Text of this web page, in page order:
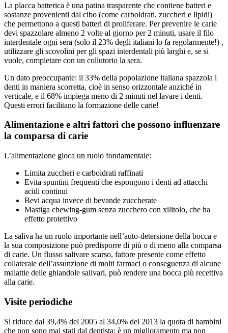
La placca batterica è una patina trasparente che contiene batteri e
sostanze provenienti dal cibo (come carboidrati, zuccheri e lipidi)
che permettono a questi batteri di proliferare. Per prevenire le carie
devi spazzolare almeno 2 volte al giorno per 2 minuti, usare il filo
interdentale ogni sera (solo il 23% degli italiani lo fa regolarmente!) ,
utilizzare gli scovolini per gli spazi interdentali più larghi e, se si
vuole, completare con un collutorio la sera.
Un dato preoccupante: il 33% della popolazione italiana spazzola i
denti in maniera scorretta, cioè in senso orizzontale anziché in
verticale, e il 68% impiega meno di 2 minuti nel lavare i denti.
Questi errori facilitano la formazione delle carie!
Alimentazione e altri fattori che possono influenzare
la comparsa di carie
L’alimentazione gioca un ruolo fondamentale:
Limita zuccheri e carboidrati raffinati
Evita spuntini frequenti che espongono i denti ad attacchi
acidi continui
Bevi acqua invece di bevande zuccherate
Mastiga chewing-gum senza zucchero con xilitolo, che ha
effetto protettivo
La saliva ha un ruolo importante nell’auto-detersione della bocca e
la sua composizione può predisporre di più o di meno alla comparsa
di carie. Un flusso salivare scarso, fattore presente come effetto
collaterale dell’assunzione di molti farmaci o conseguenza di alcune
malattie delle ghiandole salivari, può rendere una bocca più recettiva
alla carie.
Visite periodiche
Si riduce dal 39,4% del 2005 al 34,0% del 2013 la quota di bambini
che non sono mai stati dal dentista: è un miglioramento ma non